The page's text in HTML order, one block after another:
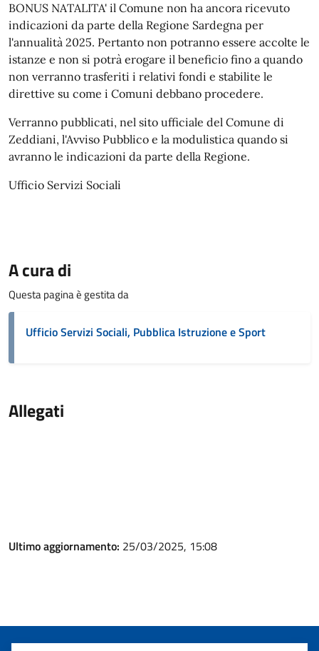
BONUS NATALITA' il Comune non ha ancora ricevuto
indicazioni da parte della Regione Sardegna per
l'annualità 2025. Pertanto non potranno essere accolte le
istanze e non si potrà erogare il beneficio fino a quando
non verranno trasferiti i relativi fondi e stabilite le
direttive su come i Comuni debbano procedere.
Verranno pubblicati, nel sito ufficiale del Comune di
Zeddiani, l'Avviso Pubblico e la modulistica quando si
avranno le indicazioni da parte della Regione.
Ufficio Servizi Sociali
A cura di
Questa pagina è gestita da
Ufficio Servizi Sociali, Pubblica Istruzione e Sport
Allegati
Ultimo aggiornamento: 25/03/2025, 15:08